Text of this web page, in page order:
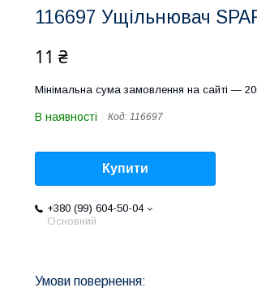
116697 Ущільнювач
11 ₴
Мінімальна сума замовлення на сайті —
В наявності Код: 116697
Купити
+380 (99) 604-50-04
Основний